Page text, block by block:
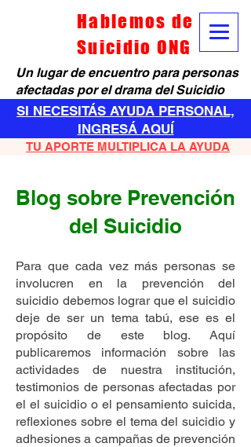
Hablemos de
Suicidio ONG
SI NECESITÁS AYUDA PERSONAL,
INGRESÁ AQUÍ
Un lugar de encuentro para personas
afectadas por el drama del Suicidio
TU APORTE MULTIPLICA LA AYUDA
Blog sobre Prevención
del Suicidio
Para que cada vez más personas se
involucren en la prevención del
suicidio debemos lograr que el suicidio
deje de ser un tema tabú, ese es el
propósito de este blog. Aquí
publicaremos información sobre las
actividades de nuestra institución,
testimonios de personas afectadas por
el el suicidio o el pensamiento suicida,
reflexiones sobre el tema del suicidio y
adhesiones a campañas de prevención